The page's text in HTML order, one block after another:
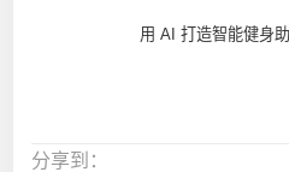
用 AI 打造智能健身
分享到：